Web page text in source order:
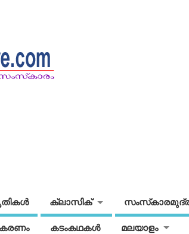
ക്ലാസിക്
കടംകഥകള്‍ മലയാളം